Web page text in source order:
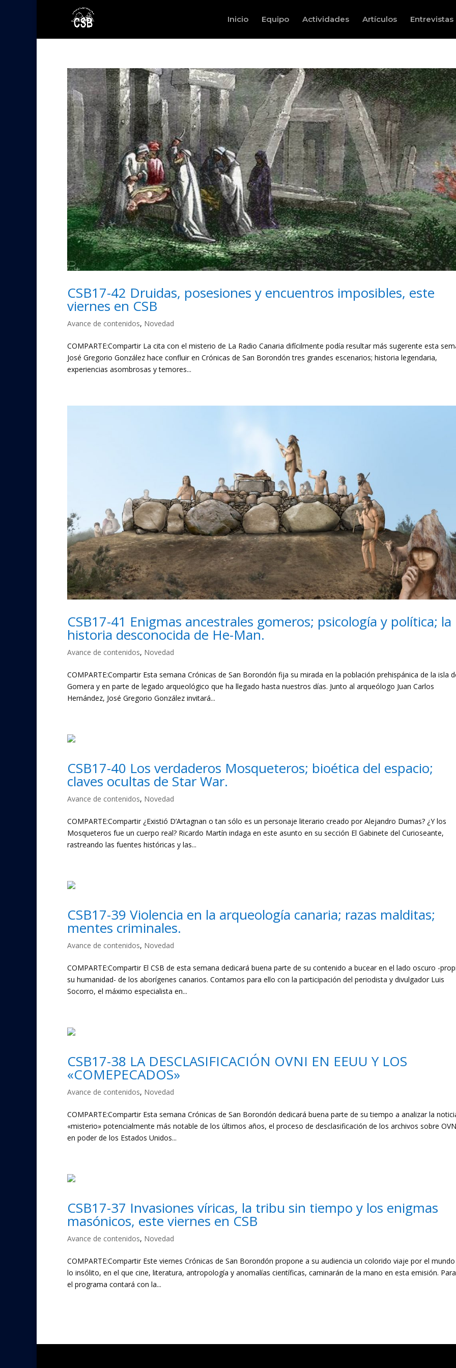
Inicio Equipo Actividades Artículos Entrevistas
CSB17-42 Druidas, posesiones y encuentros imposibles, este
viernes en CSB
Avance de contenidos, Novedad
COMPARTE:Compartir La cita con el misterio de La Radio Canaria difícilmente podía resultar más sugerente esta
José Gregorio González hace confluir en Crónicas de San Borondón tres grandes escenarios; historia legendaria,
experiencias asombrosas y temores...
CSB17-41 Enigmas ancestrales gomeros; psicología y política; la
historia desconocida de He-Man.
Avance de contenidos, Novedad
COMPARTE:Compartir Esta semana Crónicas de San Borondón fija su mirada en la población prehispánica de la isla
Gomera y en parte de legado arqueológico que ha llegado hasta nuestros días. Junto al arqueólogo Juan Carlos
Hernández, José Gregorio González invitará...
CSB17-40 Los verdaderos Mosqueteros; bioética del espacio;
claves ocultas de Star War.
Avance de contenidos, Novedad
COMPARTE:Compartir ¿Existió D’Artagnan o tan sólo es un personaje literario creado por Alejandro Dumas? ¿Y los
Mosqueteros fue un cuerpo real? Ricardo Martín indaga en este asunto en su sección El Gabinete del Curioseante,
rastreando las fuentes históricas y las...
CSB17-39 Violencia en la arqueología canaria; razas malditas;
mentes criminales.
Avance de contenidos, Novedad
COMPARTE:Compartir El CSB de esta semana dedicará buena parte de su contenido a bucear en el lado oscuro -
su humanidad- de los aborígenes canarios. Contamos para ello con la participación del periodista y divulgador Luis
Socorro, el máximo especialista en...
CSB17-38 LA DESCLASIFICACIÓN OVNI EN EEUU Y LOS
«COMEPECADOS»
Avance de contenidos, Novedad
COMPARTE:Compartir Esta semana Crónicas de San Borondón dedicará buena parte de su tiempo a analizar la
«misterio» potencialmente más notable de los últimos años, el proceso de desclasificación de los archivos sobre
en poder de los Estados Unidos...
CSB17-37 Invasiones víricas, la tribu sin tiempo y los enigmas
masónicos, este viernes en CSB
Avance de contenidos, Novedad
COMPARTE:Compartir Este viernes Crónicas de San Borondón propone a su audiencia un colorido viaje por el
lo insólito, en el que cine, literatura, antropología y anomalías científicas, caminarán de la mano en esta emisión.
el programa contará con la...